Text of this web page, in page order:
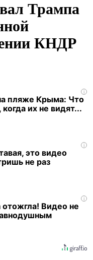
Трампа
КНДР
i
пляже Крыма: Что
их не видят...
i
это видео
не раз
i
отожгла! Видео не